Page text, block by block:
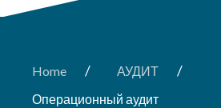
Home / АУДИТ /
Операционный аудит